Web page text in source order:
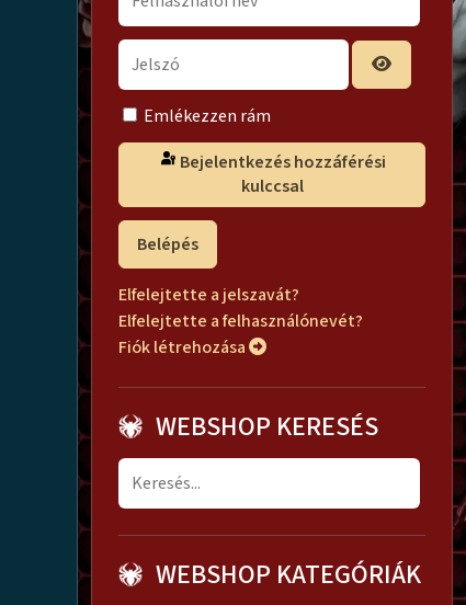
Emlékezzen rám
kulccsal
Belépés
Elfelejtette a jelszavát?
Elfelejtette a felhasználónevét?
Fiók létrehozása
WEBSHOP KERESÉS
WEBSHOP KATEGÓRIÁK